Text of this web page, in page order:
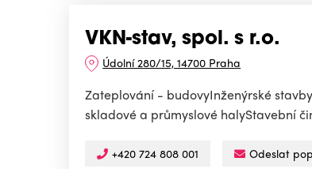
VKN-stav, spol. s r.o.
Údolní 280/15, 14700 Praha
Zateplování - budovyInženýrské
skladové a průmyslové halyStavební
+420 724 808 001 Odeslat